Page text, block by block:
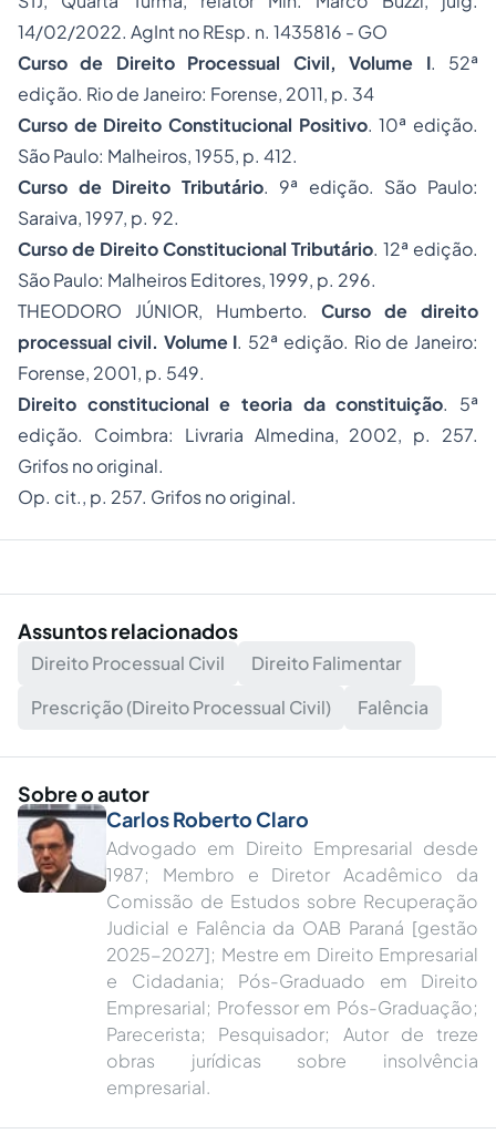
14/02/2022. AgInt no REsp. n. 1435816 - GO
Curso de Direito Processual Civil, Volume I. 52ª
edição. Rio de Janeiro: Forense, 2011, p. 34
Curso de Direito Constitucional Positivo. 10ª edição.
São Paulo: Malheiros, 1955, p. 412.
Curso de Direito Tributário. 9ª edição. São Paulo:
Saraiva, 1997, p. 92.
Curso de Direito Constitucional Tributário. 12ª edição.
São Paulo: Malheiros Editores, 1999, p. 296.
THEODORO JÚNIOR, Humberto. Curso de direito
processual civil. Volume I. 52ª edição. Rio de Janeiro:
Forense, 2001, p. 549.
Direito constitucional e teoria da constituição. 5ª
edição. Coimbra: Livraria Almedina, 2002, p. 257.
Grifos no original.
Op. cit., p. 257. Grifos no original.
Assuntos relacionados
Direito Processual Civil
Direito Falimentar
Prescrição (Direito Processual Civil)
Falência
Sobre o autor
Carlos Roberto Claro
Advogado em Direito Empresarial desde
1987; Membro e Diretor Acadêmico da
Comissão de Estudos sobre Recuperação
Judicial e Falência da OAB Paraná [gestão
2025-2027]; Mestre em Direito Empresarial
e Cidadania; Pós-Graduado em Direito
Empresarial; Professor em Pós-Graduação;
Parecerista; Pesquisador; Autor de treze
obras jurídicas sobre insolvência
empresarial.